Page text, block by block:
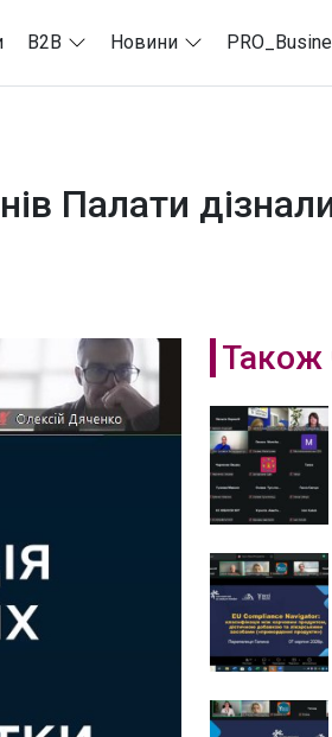
B2B Новини
Палати
Також